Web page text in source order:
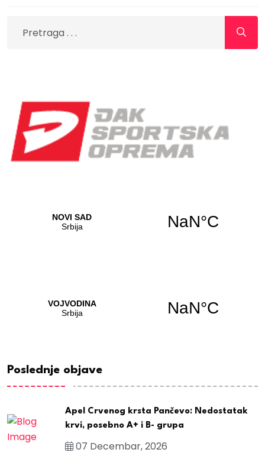
Poslednje objave
Apel Crvenog krsta Pančevo: Nedostatak
krvi, posebno A+ i B- grupa
07 Decembar, 2026